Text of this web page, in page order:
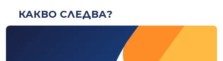
КАКВО СЛЕДВА?